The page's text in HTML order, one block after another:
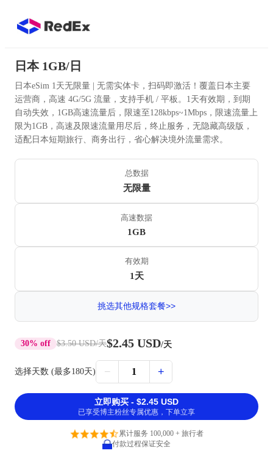
日本 1GB/日
日本eSim 1天无限量 | 无需实体卡，扫码即激活！覆盖日本主要
运营商，高速 4G/5G 流量，支持手机 / 平板。1天有效期，到期
自动失效，1GB高速流量后，限速至128kbps~1Mbps，限速流量上
限为1GB，高速及限速流量用尽后，终止服务，无隐藏高级版，
适配日本短期旅行、商务出行，省心解决境外流量需求。
总数据
无限量
高速数据
1GB
有效期
1天
挑选其他规格套餐>>
30% off $3.50 USD/天$2.45 USD/天
选择天数 (最多180天) − 1 +
立即购买 - $2.45 USD
已享受博主粉丝专属优惠，下单立享
累计服务 100,000 + 旅行者
付款过程保证安全